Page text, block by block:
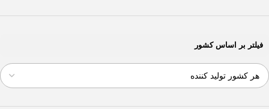
255/70R16
1
265/65R17
265/70R16
1
275/65R17
1
1
فیلتر بر اساس کشور